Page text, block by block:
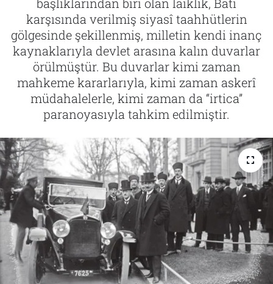
başlıklarından biri olan laiklik, Batı
karşısında verilmiş siyasî taahhütlerin
gölgesinde şekillenmiş, milletin kendi inanç
kaynaklarıyla devlet arasına kalın duvarlar
örülmüştür. Bu duvarlar kimi zaman
mahkeme kararlarıyla, kimi zaman askerî
müdahalelerle, kimi zaman da “irtica”
paranoyasıyla tahkim edilmiştir.
Tarih
İletişim
Künye